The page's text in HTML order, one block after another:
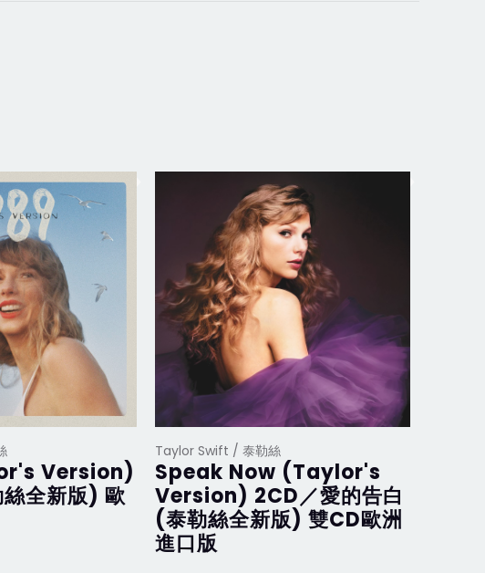
Version)
全新版) 歐
Taylor Swift / 泰勒絲
Speak Now (Taylor's
Version) 2CD／愛的告白
(泰勒絲全新版) 雙CD歐洲
進口版